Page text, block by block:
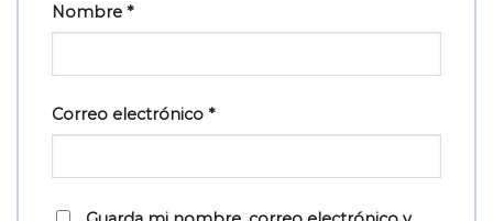
Nombre *
Correo electrónico *